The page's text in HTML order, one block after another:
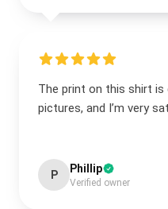
The print on this shirt is
pictures, and I’m very
P Phillip
Verified owner